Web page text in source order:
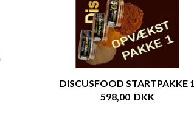
DISCUSFOOD STARTPAKKE 1
598,00 DKK